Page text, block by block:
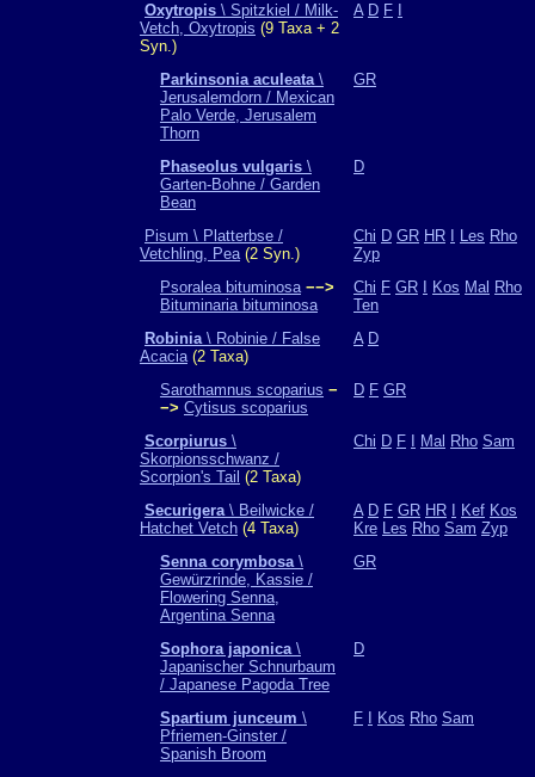
Oxytropis \ Spitzkiel / Milk-
Vetch, Oxytropis (9 Taxa + 2
Syn.)
A D F
Parkinsonia aculeata\
Jerusalemdorn / Mexican
Palo Verde, Jerusalem
Thorn
GR
Phaseolus vulgaris \
Garten-Bohne / Garden
Bean
D
Pisum \ Platterbse /
Vetchling, Pea(2 Syn.)
Chi D GR HR Les Rho
Zyp
Psoralea bituminosa −−>
Bituminaria bituminosa
Chi F GR Kos Mal Rho
Ten
Robinia\ Robinie / False
Acacia(2 Taxa)
A D
Sarothamnus scoparius −
−> Cytisus scoparius
D F GR
Scorpiurus \
Skorpionsschwanz /
Scorpion's Tail (2 Taxa)
Chi D F Mal Rho Sam
Securigera\ Beilwicke /
Hatchet Vetch (4 Taxa)
A D F GR HR Kef Kos
Kre Les Rho Sam Zyp
Senna corymbosa\
Gewürzrinde, Kassie /
Flowering Senna,
Argentina Senna
GR
Sophora japonica\
Japanischer Schnurbaum
/ Japanese Pagoda Tree
D
Spartium junceum \
Pfriemen-Ginster /
Spanish Broom
F Kos Rho Sam